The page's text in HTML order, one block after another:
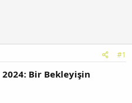
#1
2024: Bir Bekleyişin